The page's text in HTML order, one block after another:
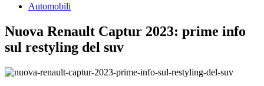
Automobili
Nuova Renault Captur 2023: prime info
sul restyling del suv